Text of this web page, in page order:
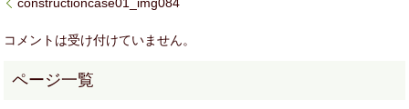
コメントは受け付けていません。